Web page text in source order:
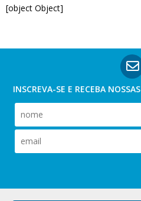
[object Object]
INSCREVA-SE E RECEBA NOSSAS